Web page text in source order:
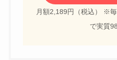
月額2,189円（税込） ※
で実質